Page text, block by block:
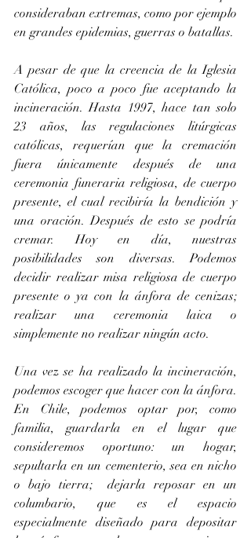
consideraban extremas, como por ejemplo
en grandes epidemias, guerras o batallas.
A pesar de que la creencia de la Iglesia
Católica, poco a poco fue aceptando la
incineración. Hasta 1997, hace tan solo
23 años, las regulaciones litúrgicas
católicas, requerían que la cremación
fuera únicamente después de una
ceremonia funeraria religiosa, de cuerpo
presente, el cual recibiría la bendición y
una oración. Después de esto se podría
cremar. Hoy en día, nuestras
posibilidades son diversas. Podemos
decidir realizar misa religiosa de cuerpo
presente o ya con la ánfora de cenizas;
realizar una ceremonia laica o
simplemente no realizar ningún acto.
Una vez se ha realizado la incineración,
podemos escoger que hacer con la ánfora.
En Chile, podemos optar por, como
familia, guardarla en el lugar que
consideremos oportuno: un hogar,
sepultarla en un cementerio, sea en nicho
o bajo tierra;  dejarla reposar en un
columbario, que es el espacio
especialmente diseñado para depositar